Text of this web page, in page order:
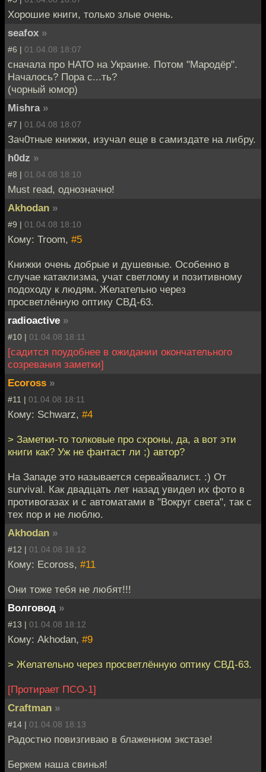
Хорошие книги, только злые очень.
seafox »
#6 | 01.04.08 18:07
сначала про НАТО на Украине. Потом "Мародёр".
Началось? Пора с...ть?
(чорный юмор)
Mishra »
#7 | 01.04.08 18:07
Зач0тные книжки, изучал еще в самиздате на либру.
h0dz »
#8 | 01.04.08 18:10
Must read, однозначно!
Akhodan »
#9 | 01.04.08 18:10
Кому: Troom, #5
Книжки очень добрые и душевные. Особенно в
случае катаклизма, учат светлому и позитивному
подоходу к людям. Желательно через
просветлённую оптику СВД-63.
radioactive »
#10 | 01.04.08 18:11
[садится поудобнее в ожидании окончательного
созревания заметки]
Ecoross »
#11 | 01.04.08 18:11
Кому: Schwarz, #4
> Заметки-то толковые про схроны, да, а вот эти
книги как? Уж не фантаст ли ;) автор?
На Западе это называется сервайвалист. :) От
survival. Как двадцать лет назад увидел их фото в
противогазах и с автоматами в "Вокруг света", так с
тех пор и не люблю.
Akhodan »
#12 | 01.04.08 18:12
Кому: Ecoross, #11
Они тоже тебя не любят!!!
Волговод »
#13 | 01.04.08 18:12
Кому: Akhodan, #9
> Желательно через просветлённую оптику СВД-63.
[Протирает ПСО-1]
Craftman »
#14 | 01.04.08 18:13
Радостно повизгиваю в блаженном экстазе!
Беркем наша свинья!